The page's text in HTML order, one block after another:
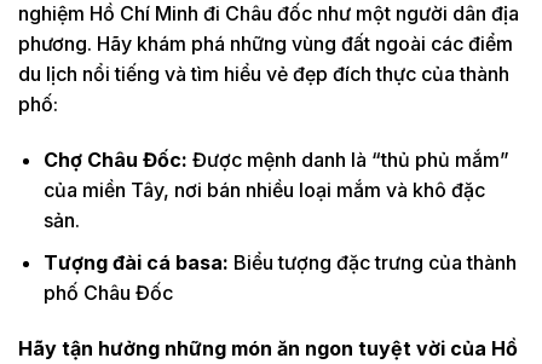
nghiệm Hồ Chí Minh đi Châu đốc như một người dân địa
phương. Hãy khám phá những vùng đất ngoài các điểm
du lịch nổi tiếng và tìm hiểu vẻ đẹp đích thực của thành
phố:
Chợ Châu Đốc: Được mệnh danh là “thủ phủ mắm”
của miền Tây, nơi bán nhiều loại mắm và khô đặc
sản.
Tượng đài cá basa: Biểu tượng đặc trưng của thành
phố Châu Đốc
Hãy tận hưởng những món ăn ngon tuyệt vời của Hồ